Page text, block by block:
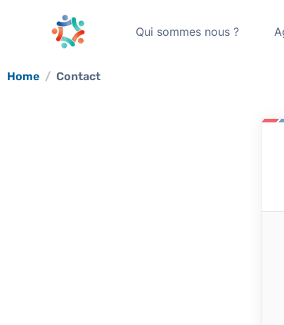
Qui sommes nous ?
Home Contact